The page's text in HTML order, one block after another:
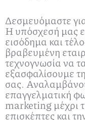
Δεσμευόμαστε
Η υπόσχεσή μας
εισόδημα και
βραβευμένη
τεχνογνωσία να
εξασφαλίσουμε
σας.
επαγγελματική
marketing μέχρι
επισκέπτες και